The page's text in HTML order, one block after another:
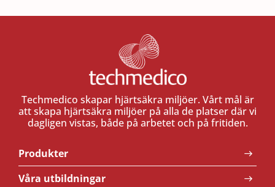
Techmedico skapar hjärtsäkra miljöer. Vårt mål är
att skapa hjärtsäkra miljöer på alla de platser där vi
dagligen vistas, både på arbetet och på fritiden.
Produkter
Våra utbildningar